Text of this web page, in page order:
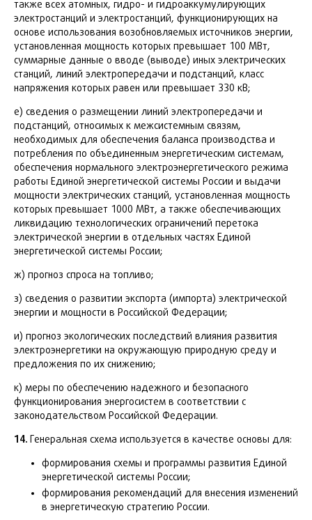
также всех атомных, гидро- и гидроаккумулирующих
электростанций и электростанций, функционирующих на
основе использования возобновляемых источников энергии,
установленная мощность которых превышает 100 МВт,
суммарные данные о вводе (выводе) иных электрических
станций, линий электропередачи и подстанций, класс
напряжения которых равен или превышает 330 кВ;
е) сведения о размещении линий электропередачи и
подстанций, относимых к межсистемным связям,
необходимых для обеспечения баланса производства и
потребления по объединенным энергетическим системам,
обеспечения нормального электроэнергетического режима
работы Единой энергетической системы России и выдачи
мощности электрических станций, установленная мощность
которых превышает 1000 МВт, а также обеспечивающих
ликвидацию технологических ограничений перетока
электрической энергии в отдельных частях Единой
энергетической системы России;
ж) прогноз спроса на топливо;
з) сведения о развитии экспорта (импорта) электрической
энергии и мощности в Российской Федерации;
и) прогноз экологических последствий влияния развития
электроэнергетики на окружающую природную среду и
предложения по их снижению;
к) меры по обеспечению надежного и безопасного
функционирования энергосистем в соответствии с
законодательством Российской Федерации.
14. Генеральная схема используется в качестве основы для:
формирования схемы и программы развития Единой
энергетической системы России;
формирования рекомендаций для внесения изменений
в энергетическую стратегию России.